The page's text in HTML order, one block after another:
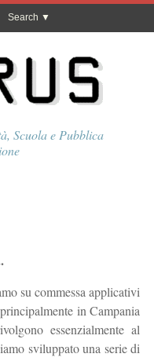
Search
Scuola e Pubblica
su commessa applicativi
in Campania
essenzialmente al
sviluppato una serie di